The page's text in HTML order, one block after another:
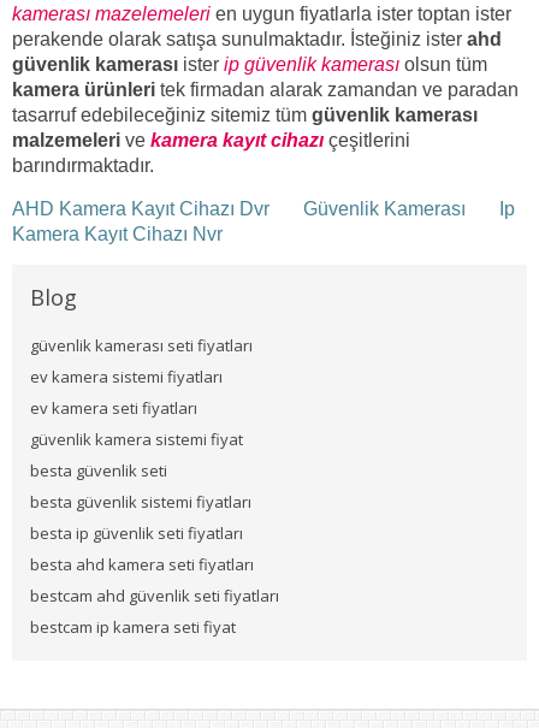
kamerası mazelemeleri en uygun fiyatlarla ister toptan ister
perakende olarak satışa sunulmaktadır. İsteğiniz ister ahd
güvenlik kamerası ister ip güvenlik kamerası olsun tüm
kamera ürünleri tek firmadan alarak zamandan ve paradan
tasarruf edebileceğiniz sitemiz tüm güvenlik kamerası
malzemeleri ve kamera kayıt cihazı çeşitlerini
barındırmaktadır.
AHD Kamera Kayıt Cihazı Dvr Güvenlik Kamerası
Ip
Kamera Kayıt Cihazı Nvr
Blog
güvenlik kamerası seti fiyatları
ev kamera sistemi fiyatları
ev kamera seti fiyatları
güvenlik kamera sistemi fiyat
besta güvenlik seti
besta güvenlik sistemi fiyatları
besta ip güvenlik seti fiyatları
besta ahd kamera seti fiyatları
bestcam ahd güvenlik seti fiyatları
bestcam ip kamera seti fiyat